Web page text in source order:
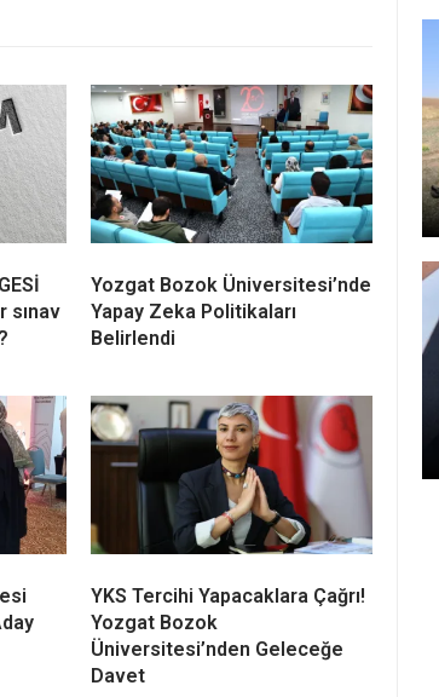
sınav
Yozgat Bozok Üniversitesi’nde
Yapay Zeka Politikaları
Belirlendi
YKS Tercihi Yapacaklara Çağrı!
Yozgat Bozok
Üniversitesi’nden Geleceğe
Davet